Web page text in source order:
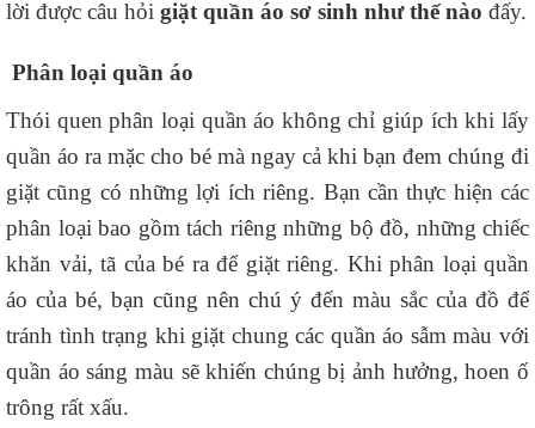
lời được câu hỏi giặt quần áo sơ sinh như thế nào đấy.
Phân loại quần áo
Thói quen phân loại quần áo không chỉ giúp ích khi lấy
quần áo ra mặc cho bé mà ngay cả khi bạn đem chúng đi
giặt cũng có những lợi ích riêng. Bạn cần thực hiện các
phân loại bao gồm tách riêng những bộ đồ, những chiếc
khăn vải, tã của bé ra để giặt riêng. Khi phân loại quần
áo của bé, bạn cũng nên chú ý đến màu sắc của đồ để
tránh tình trạng khi giặt chung các quần áo sẫm màu với
quần áo sáng màu sẽ khiến chúng bị ảnh hưởng, hoen ố
trông rất xấu.